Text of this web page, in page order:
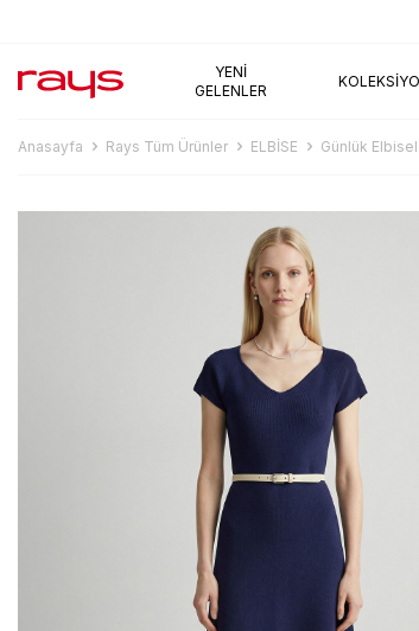
YENI
GELENLER
Anasayfa Rays Tüm Ürünler ELBİSE Günlük